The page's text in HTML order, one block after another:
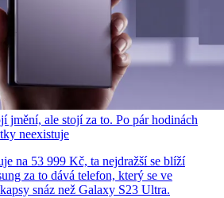
jmění, ale stojí za to. Po pár hodinách
neexistuje
na 53 999 Kč, ta nejdražší se blíží
za to dává telefon, který se ve
snáz než Galaxy S23 Ultra.